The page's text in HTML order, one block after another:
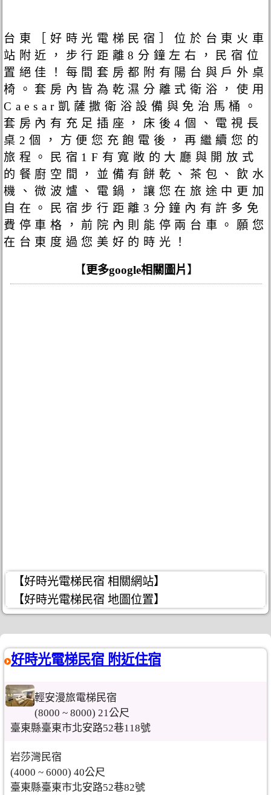
台東［好時光電梯民宿］位於台東火車
站附近，步行距離8分鐘左右，民宿位
置絕佳！每間套房都附有陽台與戶外桌
椅。套房內皆為乾濕分離式衛浴，使用
Caesar凱薩撒衛浴設備與免治馬桶。
套房內有充足插座，床後4個、電視長
桌2個，方便您充飽電後，再繼續您的
旅程。民宿1F有寬敞的大廳與開放式
的餐廚空間，並備有餅乾、茶包、飲水
機、微波爐、電鍋，讓您在旅途中更加
自在。民宿步行距離3分鐘內有許多免
費停車格，前院內則能停兩台車。願您
在台東度過您美好的時光！
【 更多google相關圖片 】
【好時光電梯民宿 相關網站】
【好時光電梯民宿 地圖位置】
好時光電梯民宿 附近住宿
輕安漫旅電梯民宿
(8000 ~ 8000) 21公尺
臺東縣臺東市北安路52巷118號
岩莎灣民宿
(4000 ~ 6000) 40公尺
臺東縣臺東市北安路52巷82號